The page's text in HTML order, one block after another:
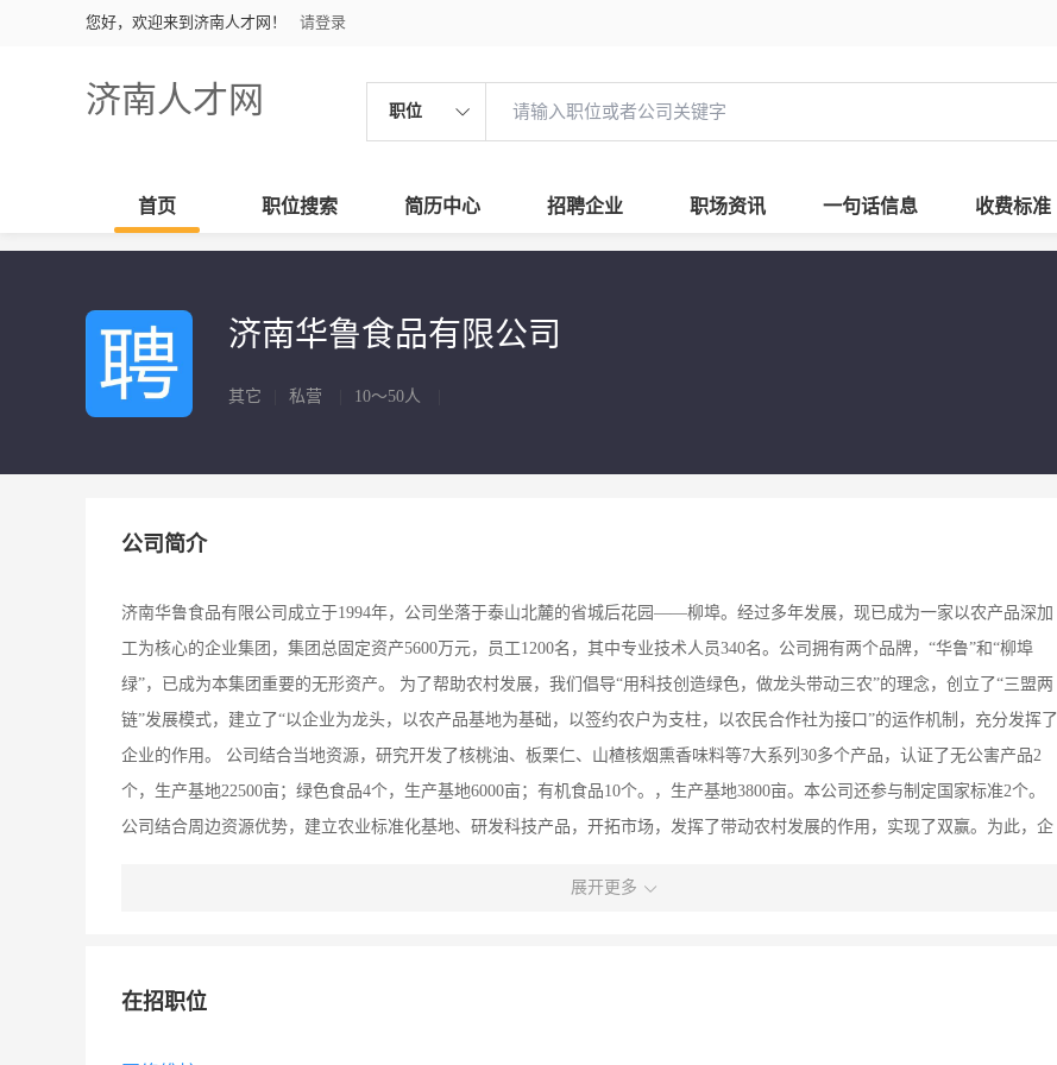
您好，欢迎来到济南人才网！ 请登录
济南人才网 职位
首页 职位搜索 简历中心 招聘企业 职场资讯 一句话信息 收费标准
济南华鲁食品有限公司
其它 私营 10～50人
公司简介
济南华鲁食品有限公司成立于1994年，公司坐落于泰山北麓的省城后花园——柳埠。经过多年发展，现已成为一家以农产品深加
工为核心的企业集团，集团总固定资产5600万元，员工1200名，其中专业技术人员340名。公司拥有两个品牌，“华鲁”和“柳埠
绿”，已成为本集团重要的无形资产。 为了帮助农村发展，我们倡导“用科技创造绿色，做龙头带动三农”的理念，创立了“三盟两
链”发展模式，建立了“以企业为龙头，以农产品基地为基础，以签约农户为支柱，以农民合作社为接口”的运作机制，充分发挥了
企业的作用。 公司结合当地资源，研究开发了核桃油、板栗仁、山楂核烟熏香味料等7大系列30多个产品，认证了无公害产品2
个，生产基地22500亩；绿色食品4个，生产基地6000亩；有机食品10个。，生产基地3800亩。本公司还参与制定国家标准2个。
公司结合周边资源优势，建立农业标准化基地、研发科技产品，开拓市场，发挥了带动农村发展的作用，实现了双赢。为此，企
农业产业化重点龙头企业”、“省级先进龙头企业”、山东省“村企互动示范企业”、山东省“骨干龙头企业”，。山楂核烟熏香味料产
展开更多
在招职位